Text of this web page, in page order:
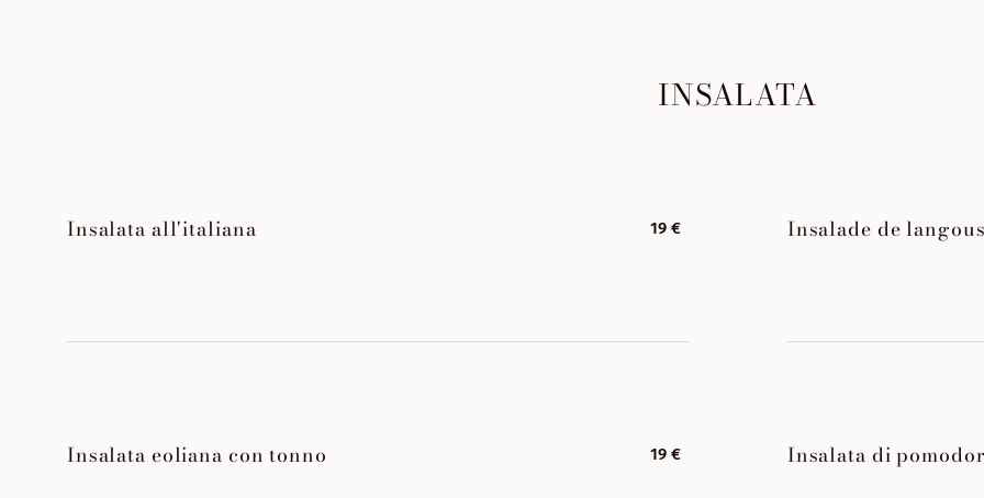
INSALATA
Insalata all'italiana 19 € Insalade de
Insalata eoliana con tonno 19 € Insalata di